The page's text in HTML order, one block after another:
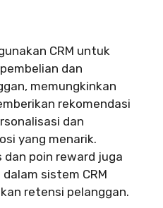
CRM untuk
dan
memungkinkan
rekomendasi
dan
yang menarik.
dan poin reward juga
sistem CRM
retensi pelanggan.